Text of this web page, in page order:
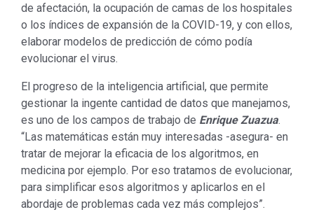
de afectación, la ocupación de camas de los hospitales
o los índices de expansión de la COVID-19, y con ellos,
elaborar modelos de predicción de cómo podía
evolucionar el virus.
El progreso de la inteligencia artificial, que permite
gestionar la ingente cantidad de datos que manejamos,
es uno de los campos de trabajo de Enrique Zuazua.
“Las matemáticas están muy interesadas -asegura- en
tratar de mejorar la eficacia de los algoritmos, en
medicina por ejemplo. Por eso tratamos de evolucionar,
para simplificar esos algoritmos y aplicarlos en el
abordaje de problemas cada vez más complejos”.